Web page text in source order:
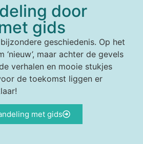
door
gids
geschiedenis. Op het
maar achter de gevels
verhalen en mooie stukjes
de toekomst liggen er
met gids